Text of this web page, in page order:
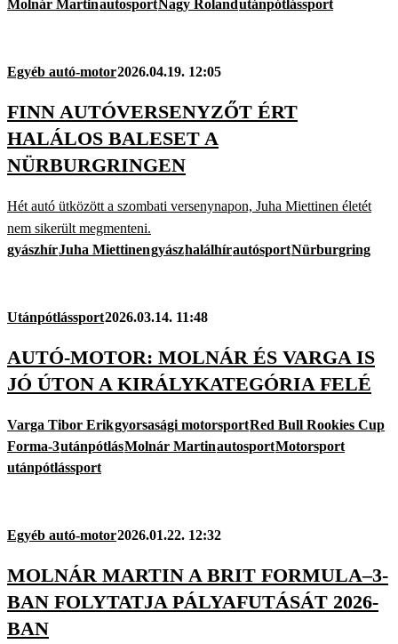
Molnár MartinautosportNagy Rolandutánpótlássport
Egyéb autó-motor2026.04.19. 12:05
FINN AUTÓVERSENYZŐT ÉRT
HALÁLOS BALESET A
NÜRBURGRINGEN
Hét autó ütközött a szombati versenynapon, Juha Miettinen életét
nem sikerült megmenteni.
gyászhírJuha MiettinengyászhalálhírautósportNürburgring
Utánpótlássport2026.03.14. 11:48
AUTÓ-MOTOR: MOLNÁR ÉS VARGA IS
JÓ ÚTON A KIRÁLYKATEGÓRIA FELÉ
Varga Tibor Erikgyorsasági motorsportRed Bull Rookies Cup
Forma-3utánpótlásMolnár MartinautosportMotorsport
utánpótlássport
Egyéb autó-motor2026.01.22. 12:32
MOLNÁR MARTIN A BRIT FORMULA–3-
BAN FOLYTATJA PÁLYAFUTÁSÁT 2026-
BAN